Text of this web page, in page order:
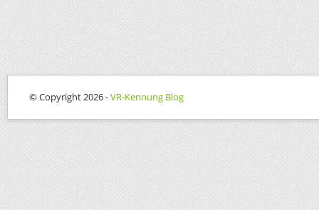
© Copyright 2026 -VR-Kennung Blog